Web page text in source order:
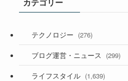
テクノロジー (276)
(36)
(187)
ブログ運営・ニュース (299)
(118)
ライフスタイル (1,639)